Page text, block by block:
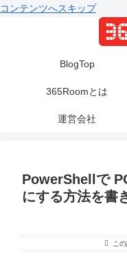
コンテンツへスキップ
BlogTop
365Roomとは
運営会社
PowerShellで
にする方法を書
こ